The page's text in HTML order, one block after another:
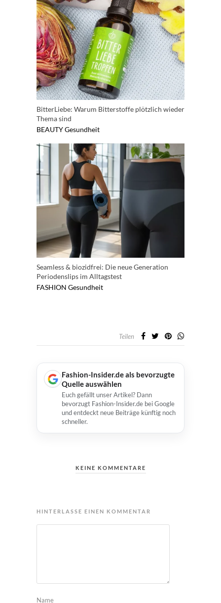
BitterLiebe: Warum Bitterstoffe plötzlich wieder
Thema sind
BEAUTYGesundheit
Seamless & biozidfrei: Die neue Generation
Periodenslips im Alltagstest
FASHION Gesundheit
Teilen
Fashion-Insider.de als bevorzugte
Quelle auswählen
Euch gefällt unser Artikel? Dann
bevorzugt Fashion-Insider.de bei Google
und entdeckt neue Beiträge künftig noch
schneller.
KEINE KOMMENTARE
HINTERLASSE EINEN KOMMENTAR
Name